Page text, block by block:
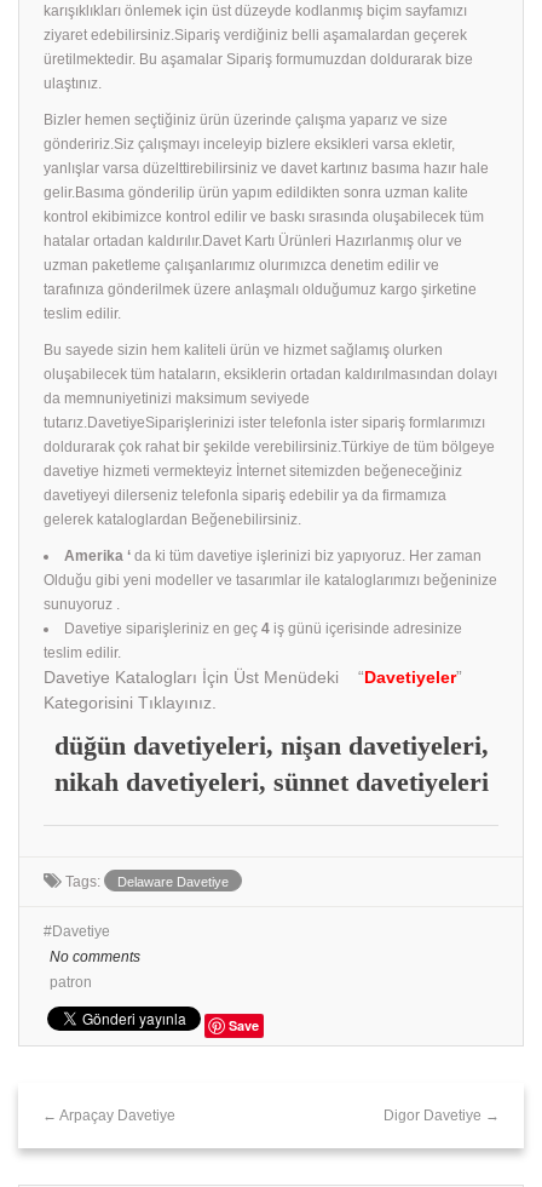
karışıklıkları önlemek için üst düzeyde kodlanmış biçim sayfamızı
ziyaret edebilirsiniz.Sipariş verdiğiniz belli aşamalardan geçerek
üretilmektedir. Bu aşamalar Sipariş formumuzdan doldurarak bize
ulaştınız.
Bizler hemen seçtiğiniz ürün üzerinde çalışma yaparız ve size
göndeririz.Siz çalışmayı inceleyip bizlere eksikleri varsa ekletir,
yanlışlar varsa düzelttirebilirsiniz ve davet kartınız basıma hazır hale
gelir.Basıma gönderilip ürün yapım edildikten sonra uzman kalite
kontrol ekibimizce kontrol edilir ve baskı sırasında oluşabilecek tüm
hatalar ortadan kaldırılır.Davet Kartı Ürünleri Hazırlanmış olur ve
uzman paketleme çalışanlarımız olurımızca denetim edilir ve
tarafınıza gönderilmek üzere anlaşmalı olduğumuz kargo şirketine
teslim edilir.
Bu sayede sizin hem kaliteli ürün ve hizmet sağlamış olurken
oluşabilecek tüm hataların, eksiklerin ortadan kaldırılmasından dolayı
da memnuniyetinizi maksimum seviyede
tutarız.DavetiyeSiparişlerinizi ister telefonla ister sipariş formlarımızı
doldurarak çok rahat bir şekilde verebilirsiniz.Türkiye de tüm bölgeye
davetiye hizmeti vermekteyiz İnternet sitemizden beğeneceğiniz
davetiyeyi dilerseniz telefonla sipariş edebilir ya da firmamıza
gelerek kataloglardan Beğenebilirsiniz.
Amerika ‘ da ki tüm davetiye işlerinizi biz yapıyoruz. Her zaman
Olduğu gibi yeni modeller ve tasarımlar ile kataloglarımızı beğeninize
sunuyoruz .
Davetiye siparişleriniz en geç 4 iş günü içerisinde adresinize
teslim edilir.
Davetiye Katalogları İçin Üst Menüdeki “Davetiyeler”
Kategorisini Tıklayınız.
düğün davetiyeleri, nişan davetiyeleri,
nikah davetiyeleri, sünnet davetiyeleri
Tags: Delaware Davetiye
Davetiye
No comments
patron
Save
← Arpaçay Davetiye Digor Davetiye →